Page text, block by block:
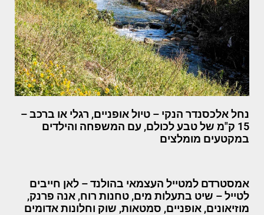
נחל אלכסנדר הנקי – טיול אופניים, רגלי או ברכב –
15 ק"מ של טבע לכולם, עם המשפחה והילדים
במקטעים מומלצים
אמסטרדם למטייל העצמאי בהולנד – לאן חייבים
לטייל – שיט בתעלות מים, טחנות רוח, אנה פרנק,
מוזיאונים, אופניים, סמטאות, שוק וחלונות אדומים